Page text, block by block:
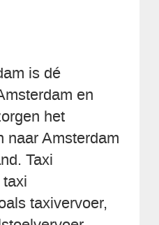
is dé
en
het
naar Amsterdam
Taxi
taxivervoer,